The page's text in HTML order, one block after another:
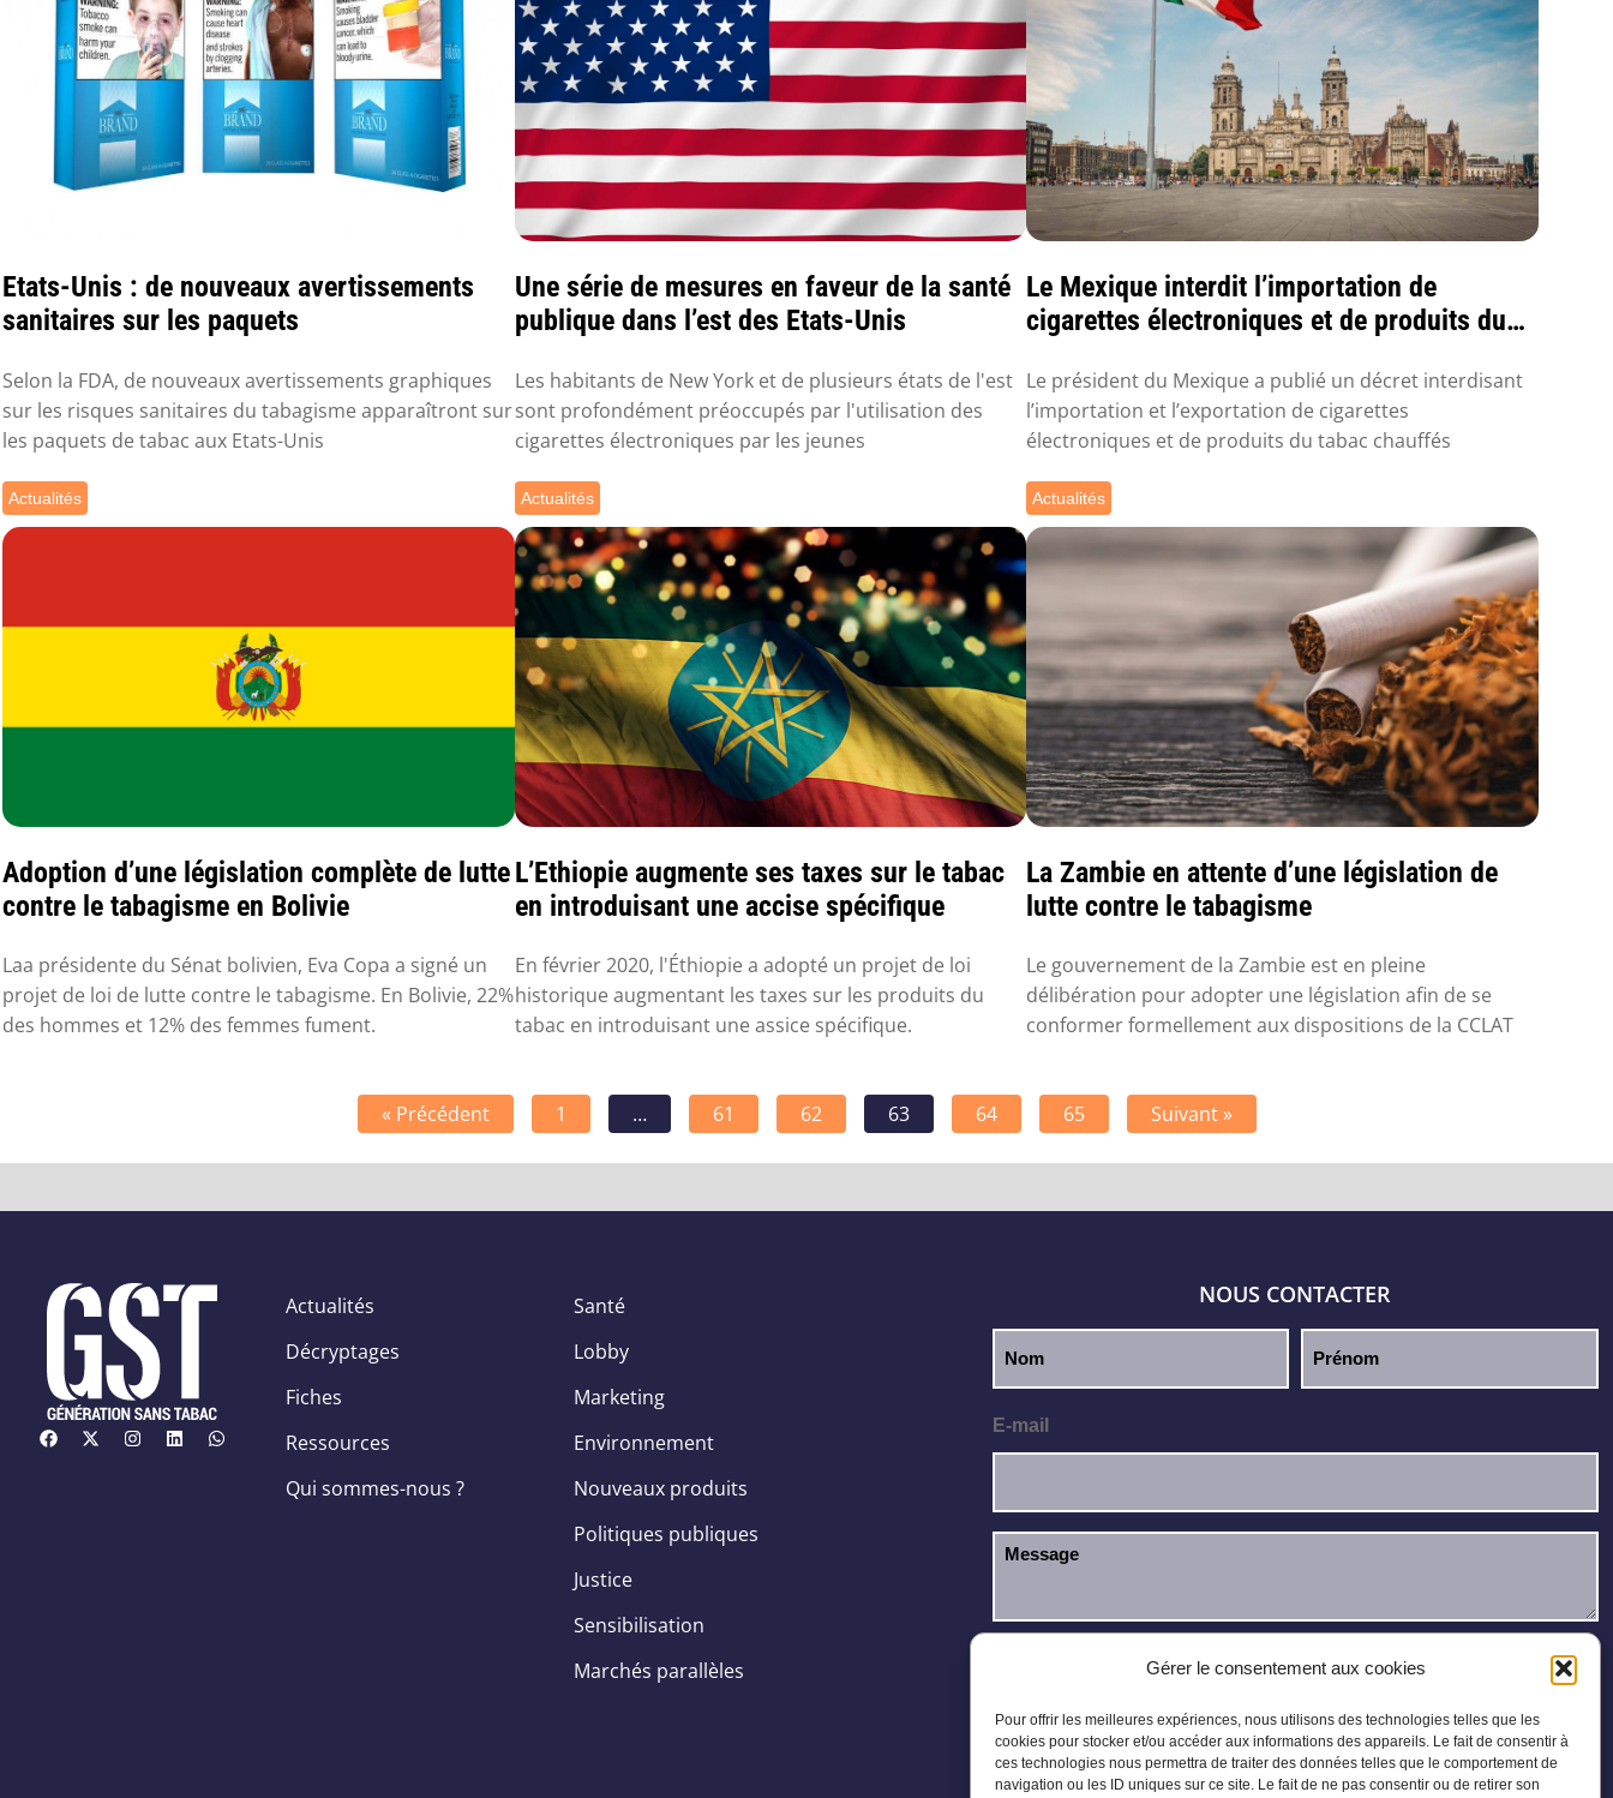
Gérer le consentement aux cookies
Pour offrir les meilleures expériences, nous utilisons des technologies telles que les
cookies pour stocker et/ou accéder aux informations des appareils. Le fait de consentir à
ces technologies nous permettra de traiter des données telles que le comportement de
navigation ou les ID uniques sur ce site. Le fait de ne pas consentir ou de retirer son
Etats-Unis : de nouveaux avertissements
sanitaires sur les paquets
Selon la FDA, de nouveaux avertissements graphiques
sur les risques sanitaires du tabagisme apparaîtront sur
les paquets de tabac aux Etats-Unis
Une série de mesures en faveur de la santé
publique dans l’est des Etats-Unis
Les habitants de New York et de plusieurs états de l'est
sont profondément préoccupés par l'utilisation des
cigarettes électroniques par les jeunes
Le Mexique interdit l’importation de
cigarettes électroniques et de produits du
Le président du Mexique a publié un décret interdisant
l’importation et l’exportation de cigarettes
électroniques et de produits du tabac chauffés
Actualités
Adoption d’une législation complète de lutte
contre le tabagisme en Bolivie
Laa présidente du Sénat bolivien, Eva Copa a signé un
projet de loi de lutte contre le tabagisme. En Bolivie, 22%
des hommes et 12% des femmes fument.
Actualités
L’Ethiopie augmente ses taxes sur le tabac
en introduisant une accise spécifique
En février 2020, l'Éthiopie a adopté un projet de loi
historique augmentant les taxes sur les produits du
tabac en introduisant une assice spécifique.
Actualités
La Zambie en attente d’une législation de
lutte contre le tabagisme
Le gouvernement de la Zambie est en pleine
délibération pour adopter une législation afin de se
conformer formellement aux dispositions de la CCLAT
« Précédent 1 … 61 62 63 64 65 Suivant »
Actualités
Décryptages
Fiches
Ressources
Qui sommes-nous ?
Santé
Lobby
Marketing
Environnement
Nouveaux produits
Politiques publiques
Justice
Sensibilisation
Marchés parallèles
NOUS CONTACTER
E-mail
J’ai lu et j’accepte lapolitique de confidentialité